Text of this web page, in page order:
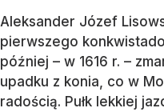
Aleksander Józef
pierwszego
później – w 1616 r. –
upadku z konia, co w
radością. Pułk lekkiej